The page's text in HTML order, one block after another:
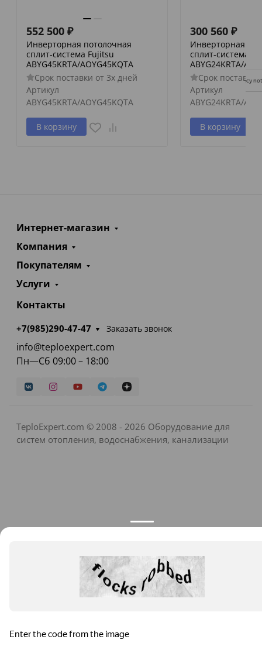
552 500 ₽
Инверторная потолочная
сплит-система Fujitsu
ABYG45KRTA/AOYG45KQTA
Срок поставки от 3х дней
Артикул
ABYG45KRTA/AOYG45KQTA
В корзину
300 560 ₽
Инверторная
сплит-система
ABYG24KRTA/
Срок поставки
Артикул
ABYG24KRTA/
В корзину
Интернет-магазин
Компания
Покупателям
Услуги
Контакты
+7(985)290-47-47 Заказать звонок
info@teploexpert.com
Пн—Сб 09:00 – 18:00
TeploExpert.com © 2008 - 2026 Оборудование для
систем отопления, водоснабжения, канализации
Privacy